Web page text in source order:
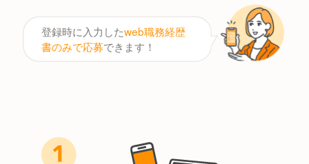
登録時に入力したweb職務経歴
書のみで応募できます！